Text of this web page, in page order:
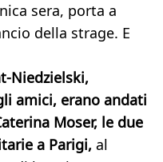
sera, porta a
della strage. E
Niedzielski,
amici, erano andati
Moser, le due
a Parigi, al